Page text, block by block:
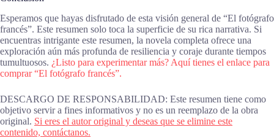
Esperamos que hayas disfrutado de esta visión general de “El fotógrafo
francés”. Este resumen solo toca la superficie de su rica narrativa. Si
encuentras intrigante este resumen, la novela completa ofrece una
exploración aún más profunda de resiliencia y coraje durante tiempos
tumultuosos. ¿Listo para experimentar más? Aquí tienes el enlace para
comprar “El fotógrafo francés”.
DESCARGO DE RESPONSABILIDAD: Este resumen tiene como
objetivo servir a fines informativos y no es un reemplazo de la obra
original. Si eres el autor original y deseas que se elimine este
contenido, contáctanos.